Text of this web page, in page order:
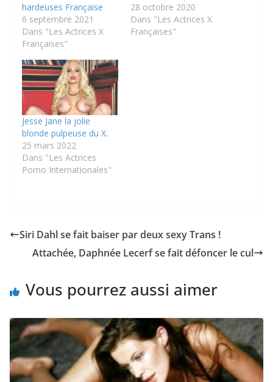
hardeuses Française
6 septembre 2021
Dans "Les Actrices X
Françaises"
28 octobre 2020
Dans "Les Actrices X
Françaises"
Jesse Jane la jolie
blonde pulpeuse du X.
25 mars 2022
Dans "Les Actrices
Porno Internationales"
Siri Dahl se fait baiser par deux sexy Trans !
Attachée, Daphnée Lecerf se fait défoncer le cul
Vous pourrez aussi aimer